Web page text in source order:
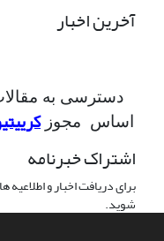
آخرین اخبار
دسترسی به
اساس مجوز
اشتراک خبرنامه
برای دریافت اخبار و
شوید.